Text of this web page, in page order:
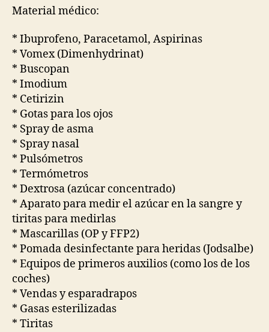
Material médico:
* Ibuprofeno, Paracetamol, Aspirinas
* Vomex (Dimenhydrinat)
* Buscopan
* Imodium
* Cetirizin
* Gotas para los ojos
* Spray de asma
* Spray nasal
* Pulsómetros
* Termómetros
* Dextrosa (azúcar concentrado)
* Aparato para medir el azúcar en la sangre y
tiritas para medirlas
* Mascarillas (OP y FFP2)
* Pomada desinfectante para heridas (Jodsalbe)
* Equipos de primeros auxilios (como los de los
coches)
* Vendas y esparadrapos
* Gasas esterilizadas
* Tiritas